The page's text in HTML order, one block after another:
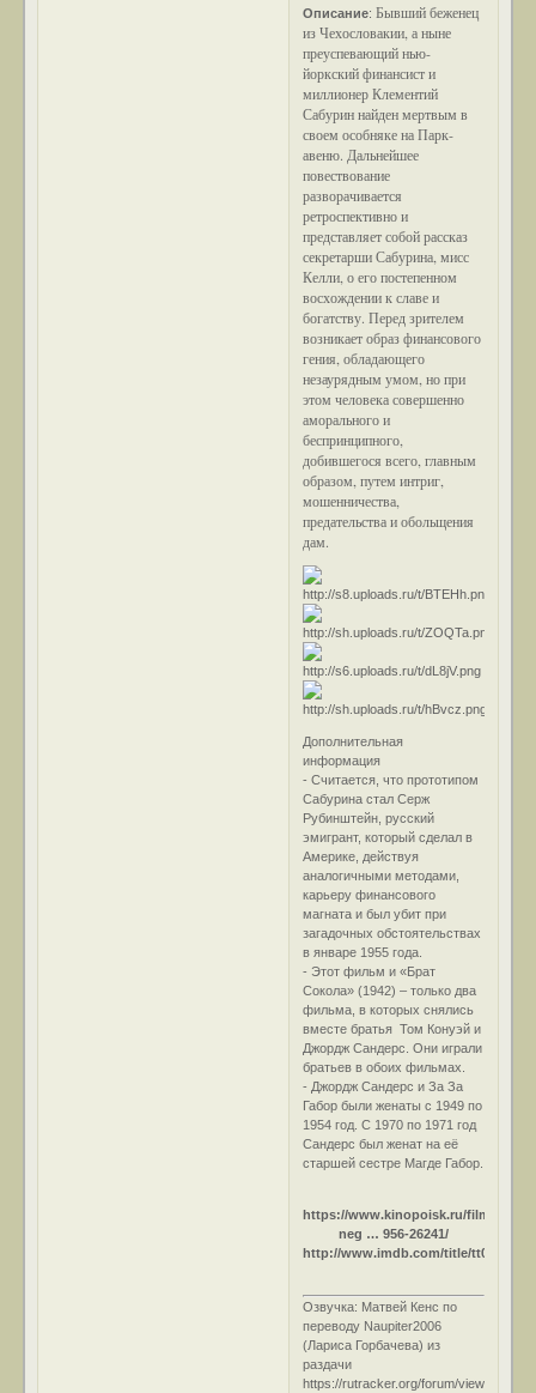
Описание:Бывший беженец
из Чехословакии, а ныне
преуспевающий нью-
йоркский финансист и
миллионер Клементий
Сабурин найден мертвым в
своем особняке на Парк-
авеню. Дальнейшее
повествование
разворачивается
ретроспективно и
представляет собой рассказ
секретарши Сабурина, мисс
Келли, о его постепенном
восхождении к славе и
богатству. Перед зрителем
возникает образ финансового
гения, обладающего
незаурядным умом, но при
этом человека совершенно
аморального и
беспринципного,
добившегося всего, главным
образом, путем интриг,
мошенничества,
предательства и обольщения
дам.
Дополнительная
информация
- Считается, что прототипом
Сабурина стал Серж
Рубинштейн, русский
эмигрант, который сделал в
Америке, действуя
аналогичными методами,
карьеру финансового
магната и был убит при
загадочных обстоятельствах
в январе 1955 года.
- Этот фильм и «Брат
Cокола» (1942) – только два
фильма, в которых снялись
вместе братья Том Конуэй и
Джордж Сандерс. Они играли
братьев в обоих фильмах.
- Джордж Сандерс и За За
Габор были женаты с 1949 по
1954 год. С 1970 по 1971 год
Сандерс был женат на её
старшей сестре Магде Габор.
https://www.kinopoisk.ru/film/smert-
neg … 956-26241/
http://www.imdb.com/title/tt0049130/
Озвучка: Матвей Кенс по
переводу Naupiter2006
(Лариса Горбачева) из
раздачи
https://rutracker.org/forum/